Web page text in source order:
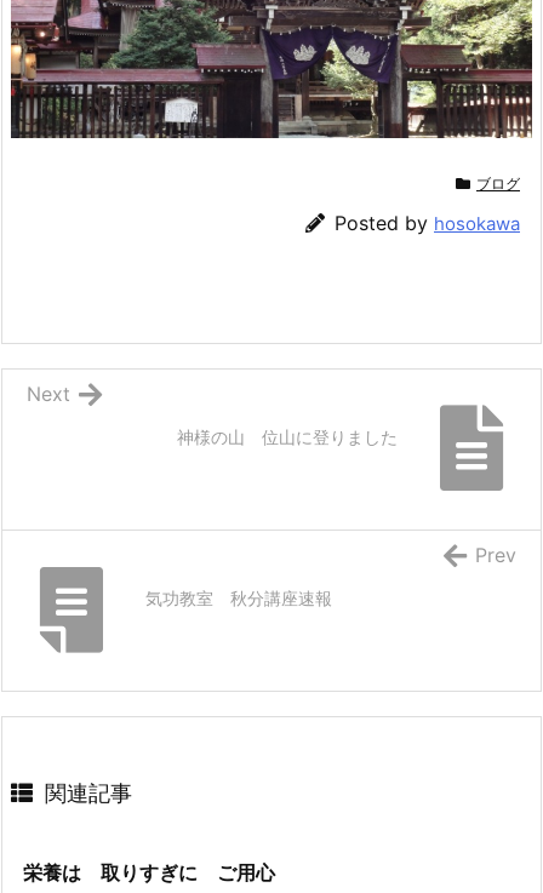
ブログ
Posted by hosokawa
神様の山 位山に登りました
Next
気功教室 秋分講座速報
Prev
関連記事
栄養は 取りすぎに ご用心